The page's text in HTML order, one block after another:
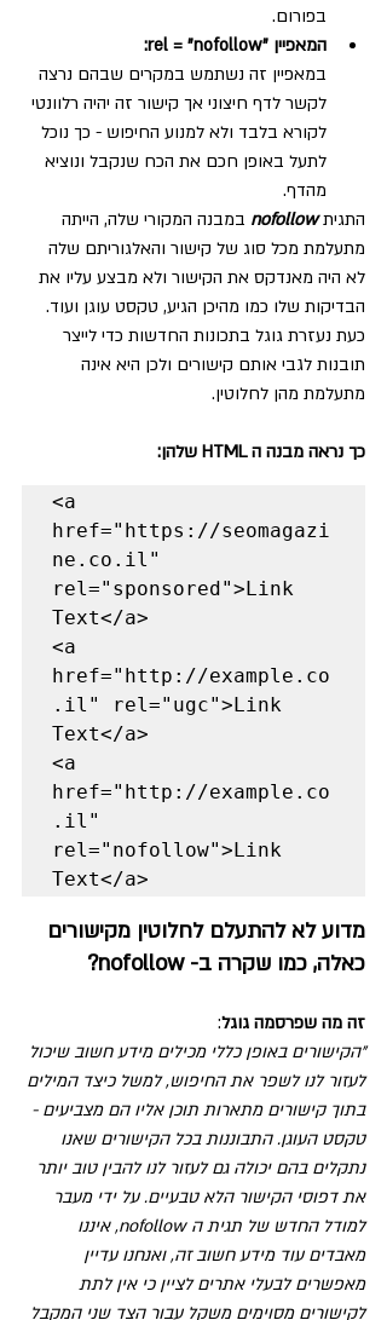
בפורום.
המאפיין "rel = "nofollow:
במאפיין זה נשתמש במקרים שבהם נרצה
לקשר לדף חיצוני אך קישור זה יהיה רלוונטי
לקורא בלבד ולא למנוע החיפוש - כך נוכל
לתעל באופן חכם את הכח שנקבל ונוציא
מהדף.
התגית nofollow במבנה המקורי שלה, הייתה
מתעלמת מכל סוג של קישור והאלגוריתם שלה
לא היה מאנדקס את הקישור ולא מבצע עליו את
הבדיקות שלו כמו מהיכן הגיע, טקסט עוגן ועוד.
כעת נעזרת גוגל בתכונות החדשות כדי לייצר
תובנות לגבי אותם קישורים ולכן היא אינה
מתעלמת מהן לחלוטין.
כך נראה מבנה ה HTML שלהן:
<a
href="https://seomagazi
ne.co.il"
rel="sponsored">Link
Text</a>
<a
href="http://example.co
.il" rel="ugc">Link
Text</a>
<a
href="http://example.co
.il"
rel="nofollow">Link
Text</a>
מדוע לא להתעלם לחלוטין מקישורים
כאלה, כמו שקרה ב- nofollow?
זה מה שפרסמה גוגל:
"הקישורים באופן כללי מכילים מידע חשוב שיכול
לעזור לנו לשפר את החיפוש, למשל כיצד המילים
בתוך קישורים מתארות תוכן אליו הם מצביעים -
טקסט העוגן. התבוננות בכל הקישורים שאנו
נתקלים בהם יכולה גם לעזור לנו להבין טוב יותר
את דפוסי הקישור הלא טבעיים. על ידי מעבר
למודל החדש של תגית ה nofollow, איננו
מאבדים עוד מידע חשוב זה, ואנחנו עדיין
מאפשרים לבעלי אתרים לציין כי אין לתת
לקישורים מסוימים משקל עבור הצד שני המקבל